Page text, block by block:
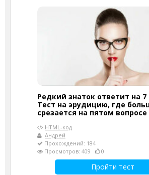
Редкий знаток ответит на 7
Тест на эрудицию, где
срезается на пятом вопросе
HTML-код
Андрей
Прохождений: 184
Просмотров: 409
0
Пройти тест